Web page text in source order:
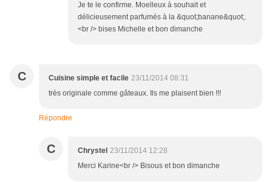
Je te le confirme. Moelleux à souhait et
délicieusement parfumés à la &quot;banane&quot;.
<br /> bises Michelle et bon dimanche
C Cuisine simple et facile 23/11/2014 08:31
très originale comme gâteaux. Ils me plaisent bien !!!
Répondre
C Chrystel 23/11/2014 12:28
Merci Karine<br /> Bisous et bon dimanche